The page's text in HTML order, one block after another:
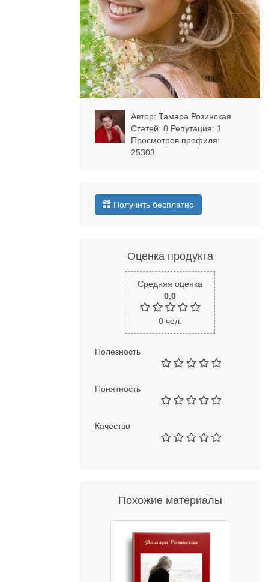
Автор: Тамара Розинская
Статей: 0 Репутация: 1
Просмотров профиля:
25303
Получить бесплатно
Оценка продукта
Средняя оценка
0,0
0чел.
Полезность
Понятность
Качество
Похожие материалы